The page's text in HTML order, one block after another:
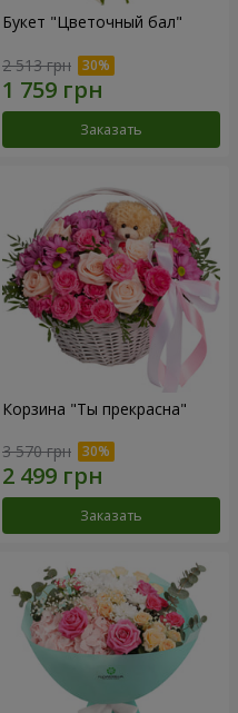
Букет "Цветочный бал"
2 513 грн
Заказать
Корзина "Ты прекрасна"
3 570 грн
Заказать